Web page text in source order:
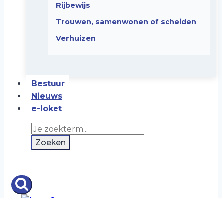
Rijbewijs
Trouwen, samenwonen of scheiden
Verhuizen
Bestuur
Nieuws
e-loket